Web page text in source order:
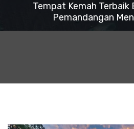
Tempat Kemah Terbaik
Pemandangan